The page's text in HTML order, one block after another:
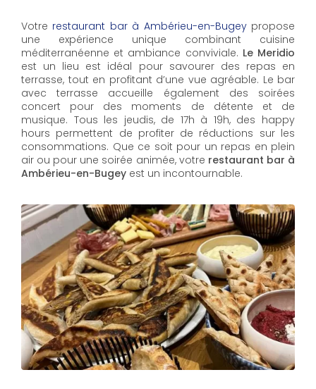
Votre restaurant bar à Ambérieu-en-Bugeypropose
une expérience unique combinant cuisine
méditerranéenne et ambiance conviviale. Le Meridio
est un lieu est idéal pour savourer des repas en
terrasse, tout en profitant d’une vue agréable. Le bar
avec terrasse accueille également des soirées
concert pour des moments de détente et de
musique. Tous les jeudis, de 17h à 19h, des happy
hours permettent de profiter de réductions sur les
consommations. Que ce soit pour un repas en plein
air ou pour une soirée animée, votre restaurant bar à
Ambérieu-en-Bugey est un incontournable.